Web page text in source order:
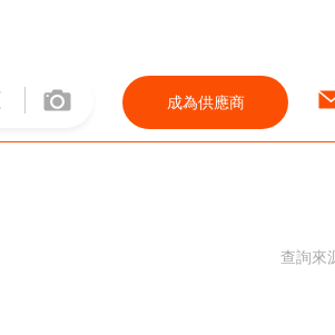
成為供應商
查詢來